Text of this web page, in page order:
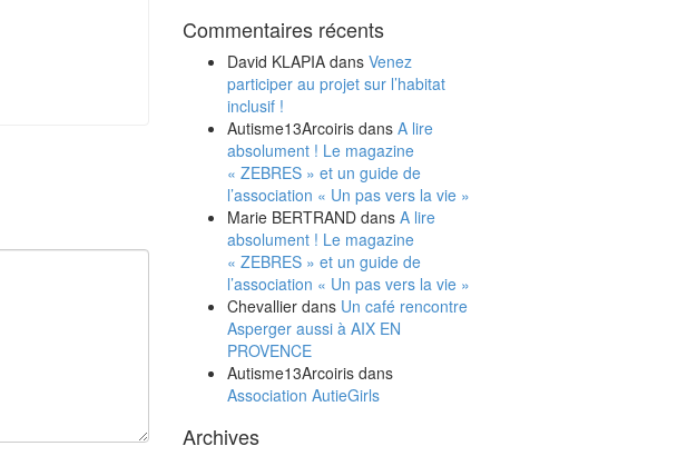
Commentaires récents
David KLAPIA dans Venez
participer au projet sur l’habitat
inclusif !
Autisme13Arcoiris dans A lire
absolument ! Le magazine
« ZEBRES » et un guide de
l’association « Un pas vers la vie »
Marie BERTRAND dans A lire
absolument ! Le magazine
« ZEBRES » et un guide de
l’association « Un pas vers la vie »
Chevallier dans Un café rencontre
Asperger aussi à AIX EN
PROVENCE
Autisme13Arcoiris dans
Association AutieGirls
Archives